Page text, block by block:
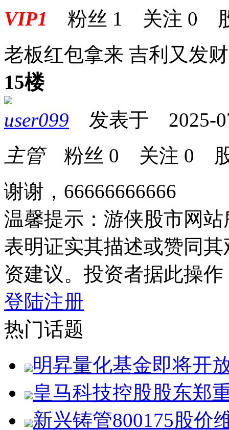
VIP1 粉丝 1 关注 0
老板红包拿来 吉利又发财
15楼
user099 发表于 2025-
主管粉丝 0 关注 0
谢谢，66666666666
温馨提示：游侠股市网
表明证实其描述或赞同
资建议。投资者据此操
登陆注册
热门话题
明昇量化基金即将开
皇马科技控股股东郑
新兴铸管800175股价